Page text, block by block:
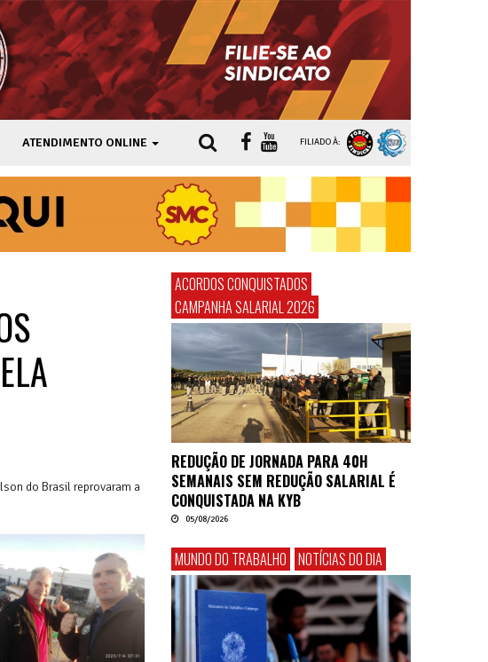
ATENDIMENTO ONLINE FILIADO À:
do Brasil reprovaram a
ACORDOS CONQUISTADOS
CAMPANHA SALARIAL 2026
REDUÇÃO DE JORNADA PARA 40H
SEMANAIS SEM REDUÇÃO SALARIAL É
CONQUISTADA NA KYB
05/08/2026
MUNDO DO TRABALHO NOTÍCIAS DO DIA